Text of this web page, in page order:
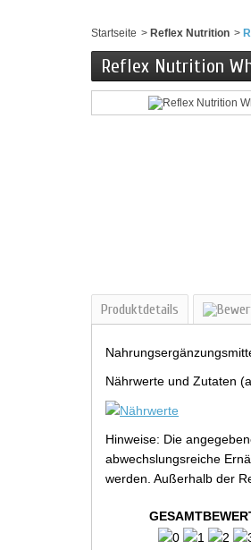
Startseite > Reflex Nutrition >
Reflex Nutrition
Produktdetails
Nährwerte und Zutaten
Hinweise: Die
abwechslungsreiche
werden. Außerhalb der